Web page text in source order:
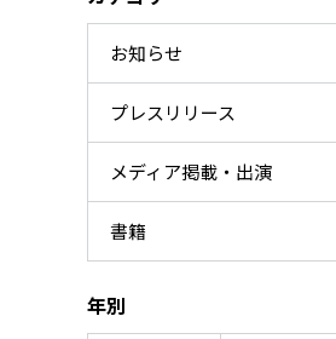
お知らせ
プレスリリース
メディア掲載・出演
書籍
年別